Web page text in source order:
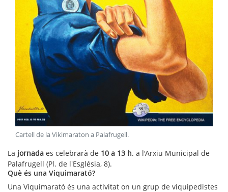
Cartell de la Vikimaraton a Palafrugell.
La jornada es celebrarà de 10 a 13 h. a l'Arxiu Municipal de
Palafrugell (Pl. de l'Església, 8).
Què és una Viquimarató?
Una Viquimarató és una activitat on un grup de viquipedistes